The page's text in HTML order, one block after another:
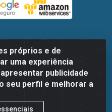
próprios e de
uma experiência
publicidade
seu perfil e melhorar a
LTDA - Avenida Marechal
Imbiribeira, Recife/PE - CEP
0003-78